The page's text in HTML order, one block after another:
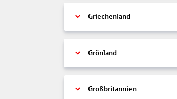
Griechenland
Grönland
Großbritannien